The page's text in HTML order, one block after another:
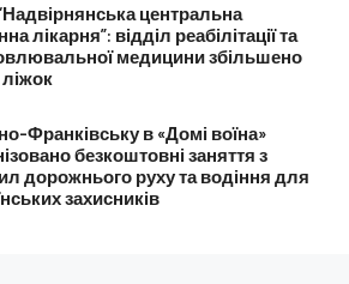
центральна
лікарня”: відділ реабілітації та
медицини збільшено
ліжок
Франківську в «Домі воїна»
безкоштовні заняття з
дорожнього руху та водіння для
захисників